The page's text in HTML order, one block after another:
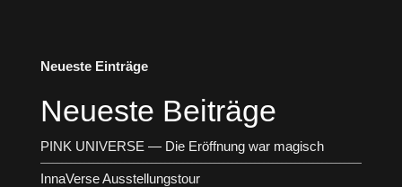
Neueste Einträge
Neueste Beiträge
PINK UNIVERSE — Die Eröffnung war magisch
InnaVerse Ausstellungstour